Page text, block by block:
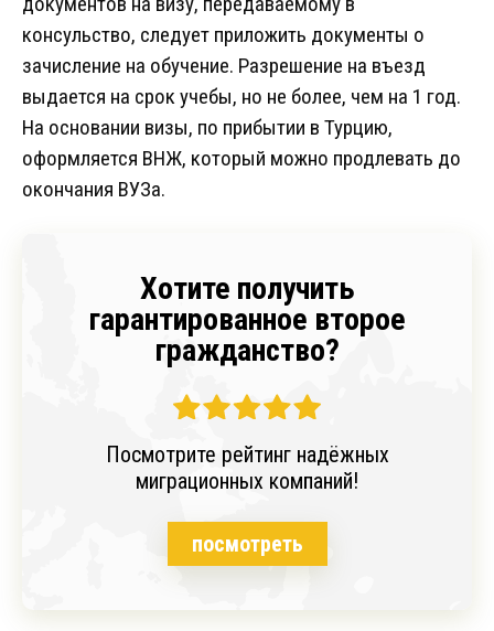
консульство, следует приложить документы о
зачисление на обучение. Разрешение на въезд
выдается на срок учебы, но не более, чем на 1 год.
На основании визы, по прибытии в Турцию,
оформляется ВНЖ, который можно продлевать до
окончания ВУЗа.
Хотите получить
гарантированное второе
гражданство?
Посмотрите рейтинг надёжных
миграционных компаний!
посмотреть